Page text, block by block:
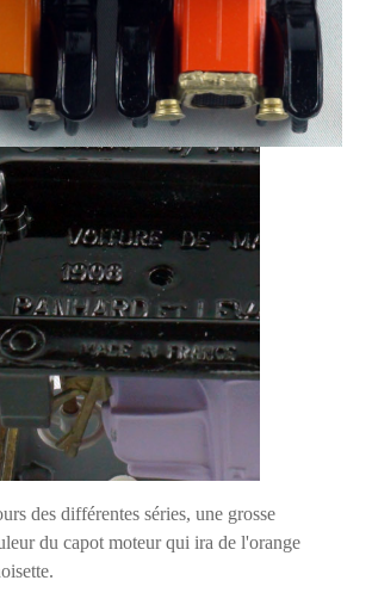
des différentes séries, une grosse
du capot moteur qui ira de l'orange